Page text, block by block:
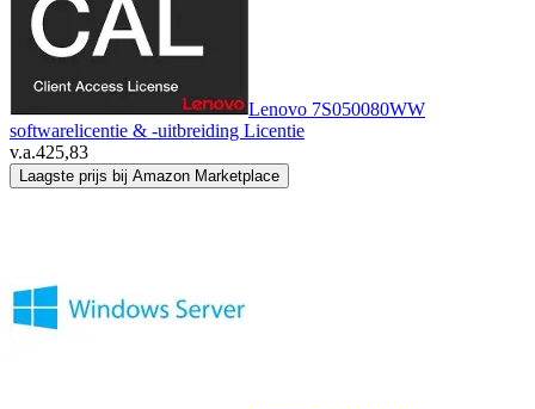
Lenovo 7S050080WW
softwarelicentie & -uitbreiding Licentie
v.a.425,83
Laagste prijs bij Amazon Marketplace